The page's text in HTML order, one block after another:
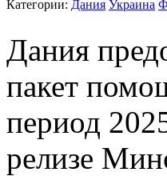
Категории: Дания Украина
Дания
пакет
период
релизе